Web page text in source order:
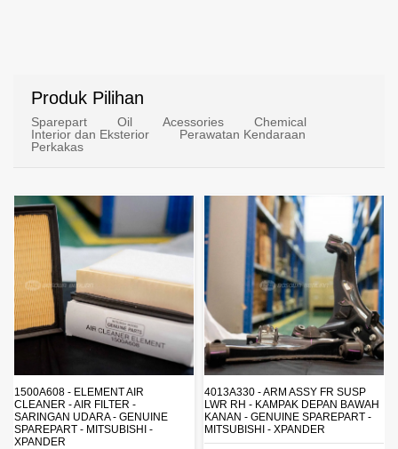
Produk Pilihan
Sparepart Oil Acessories
Chemical
Interior dan Eksterior
Perawatan Kendaraan
Perkakas
4013A330 - ARM ASSY FR SUSP
LWR RH - KAMPAK DEPAN BAWAH
KANAN - GENUINE SPAREPART -
MITSUBISHI - XPANDER
4162A413 - SHOCK ABSORBER RR
SUSP - SUSPENSI BELAKANG -
SHOCKBREAKER BELAKANG -
GENUINE SPAREPART -
MITSUBISHI - XPANDER